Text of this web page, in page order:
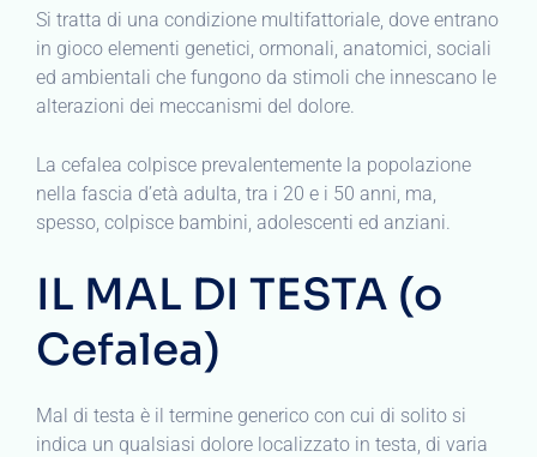
Si tratta di una condizione multifattoriale, dove entrano
in gioco elementi genetici, ormonali, anatomici, sociali
ed ambientali che fungono da stimoli che innescano le
alterazioni dei meccanismi del dolore.
La cefalea colpisce prevalentemente la popolazione
nella fascia d’età adulta, tra i 20 e i 50 anni, ma,
spesso, colpisce bambini, adolescenti ed anziani.
IL MAL DI TESTA (o
Cefalea)
Mal di testa è il termine generico con cui di solito si
indica un qualsiasi dolore localizzato in testa, di varia